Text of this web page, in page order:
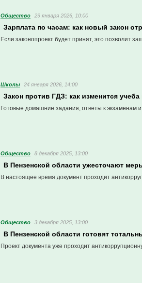
Общество 29 января 2026, 10:00
Зарплата по часам: как новый закон
Если законопроект будет принят, это позволит
Школы 24 января 2026, 14:00
Закон против ГДЗ: как изменится
Готовые домашние задания, ответы к
Общество 8 декабря 2025, 13:00
В Пензенской области ужесточают
В настоящее время документ проходит
Общество 3 декабря 2025, 13:00
В Пензенской области готовят
Проект документа уже проходит